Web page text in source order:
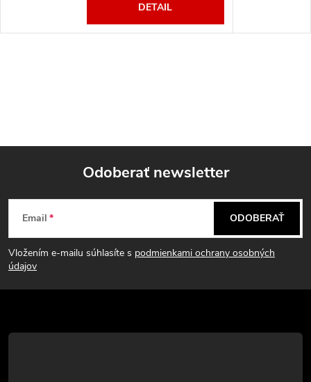
DETAIL
Z
á
p
t
Odoberať newsletter
Email
Vložením e-mailu súhlasíte s podmienkami ochrany osobných
údajov
ODOBERAŤ